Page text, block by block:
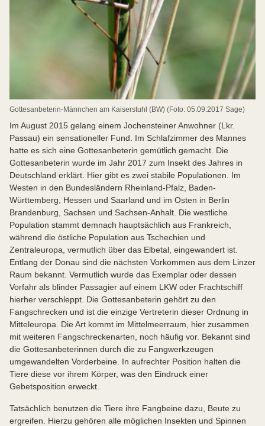
Gottesanbeterin-Männchen am Kaiserstuhl (BW) (Foto: 05.09.2017 Sage)
Im August 2015 gelang einem Jochensteiner Anwohner (Lkr.
Passau) ein sensationeller Fund. Im Schlafzimmer des Mannes
hatte es sich eine Gottesanbeterin gemütlich gemacht. Die
Gottesanbeterin wurde im Jahr 2017 zum Insekt des Jahres in
Deutschland erklärt. Hier gibt es zwei stabile Populationen. Im
Westen in den Bundesländern Rheinland-Pfalz, Baden-
Württemberg, Hessen und Saarland und im Osten in Berlin
Brandenburg, Sachsen und Sachsen-Anhalt. Die westliche
Population stammt demnach hauptsächlich aus Frankreich,
während die östliche Population aus Tschechien und
Zentraleuropa, vermutlich über das Elbetal, eingewandert ist.
Entlang der Donau sind die nächsten Vorkommen aus dem Linzer
Raum bekannt. Vermutlich wurde das Exemplar oder dessen
Vorfahr als blinder Passagier auf einem LKW oder Frachtschiff
hierher verschleppt. Die Gottesanbeterin gehört zu den
Fangschrecken und ist die einzige Vertreterin dieser Ordnung in
Mitteleuropa. Die Art kommt im Mittelmeerraum, hier zusammen
mit weiteren Fangschreckenarten, noch häufig vor. Bekannt sind
die Gottesanbeterinnen durch die zu Fangwerkzeugen
umgewandelten Vorderbeine. In aufrechter Position halten die
Tiere diese vor ihrem Körper, was den Eindruck einer
Gebetsposition erweckt.
Tatsächlich benutzen die Tiere ihre Fangbeine dazu, Beute zu
ergreifen. Hierzu gehören alle möglichen Insekten und Spinnen